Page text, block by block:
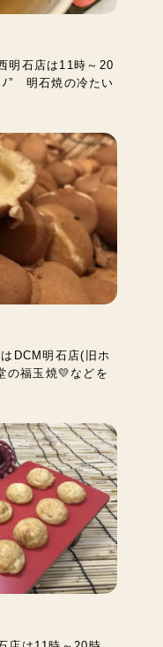
明石店は11時～20
” 明石焼の冷たい
DCM明石店(旧ホ
の福玉焼💛などを